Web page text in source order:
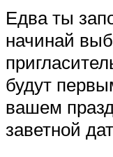
Едва ты
начинай
будут
вашем
заветной